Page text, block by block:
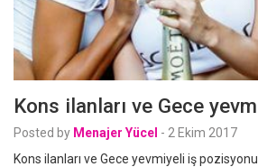
Kons ilanları ve Gece
Posted by Menajer Yücel - 2 Ekim 2017
Kons ilanları ve Gece yevmiyeli iş